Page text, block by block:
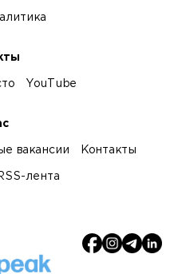
YouTube
вакансии Контакты
лента